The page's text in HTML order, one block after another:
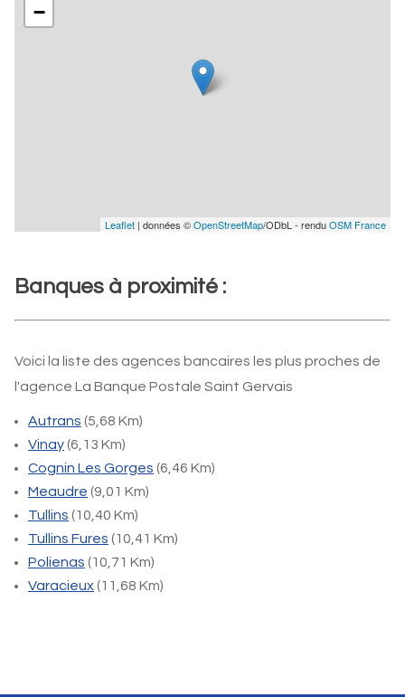
−
Leaflet | données ©OpenStreetMap/ODbL - renduOSM France
Banques à proximité :
Voici la liste des agences bancaires les plus proches de
l'agence La Banque Postale Saint Gervais
Autrans (5,68 Km)
Vinay(6,13 Km)
Cognin Les Gorges (6,46 Km)
Meaudre (9,01 Km)
Tullins (10,40 Km)
Tullins Fures (10,41 Km)
Polienas (10,71 Km)
Varacieux(11,68 Km)